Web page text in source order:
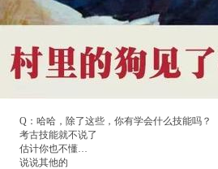
Q：哈哈，除了这些，你有学会什么技能吗？
考古技能就不说了
估计你也不懂…
说说其他的